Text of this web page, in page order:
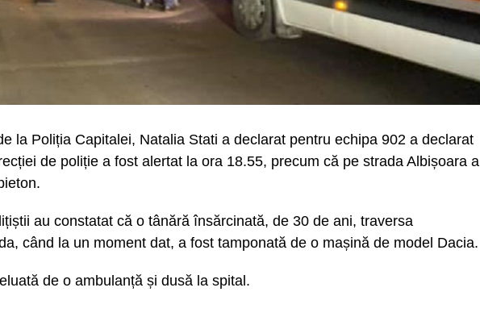
la Poliția Capitalei, Natalia Stati a declarat pentru echipa 902 a declarat
de poliție a fost alertat la ora 18.55, precum că pe strada Albișoara a
au constatat că o tânără însărcinată, de 30 de ani, traversa
când la un moment dat, a fost tamponată de o mașină de model Dacia.
de o ambulanță și dusă la spital.